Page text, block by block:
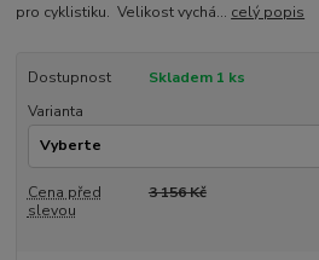
pro cyklistiku. Velikost vychá... celý popis
Dostupnost
Skladem 1 ks
Varianta
Cena před
slevou
3 156 Kč